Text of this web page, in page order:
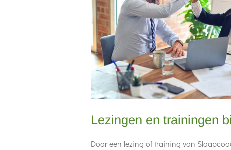
Lezingen en trainingen
Door een lezing of training van